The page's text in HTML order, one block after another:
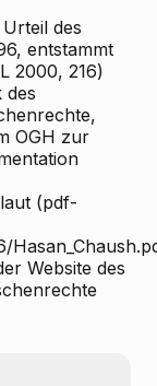
des
entstammt
2000, 216)
des
OGH zur
(pdf-
Website des